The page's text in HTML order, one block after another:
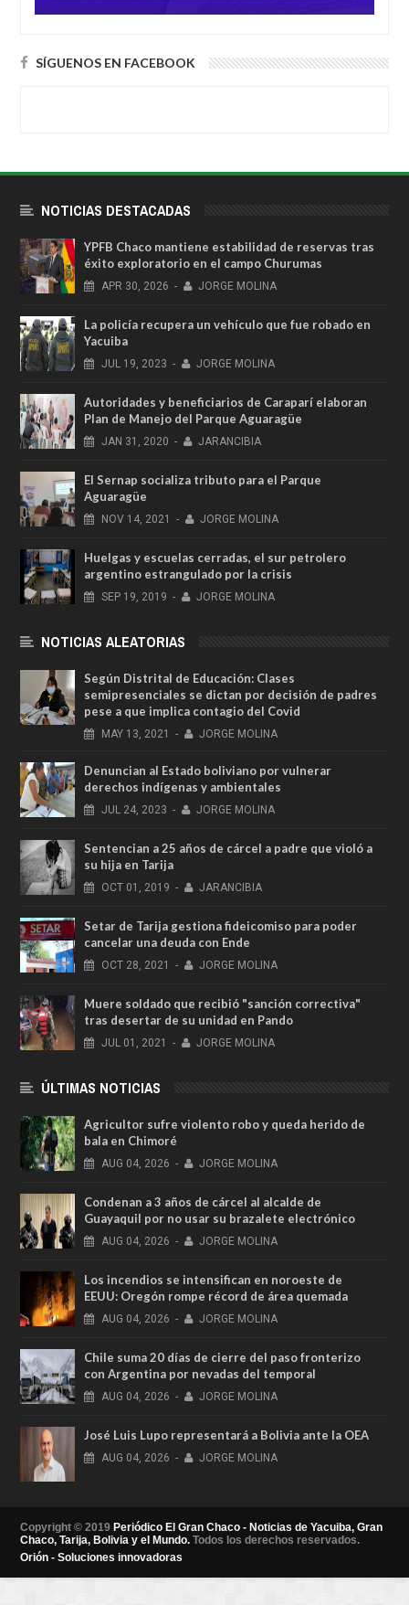
SÍGUENOS EN FACEBOOK
NOTICIAS DESTACADAS
YPFB Chaco mantiene estabilidad de reservas tras
éxito exploratorio en el campo Churumas
APR 30, 2026 - JORGE MOLINA
La policía recupera un vehículo que fue robado en
Yacuiba
JUL 19, 2023 - JORGE MOLINA
Autoridades y beneficiarios de Caraparí elaboran
Plan de Manejo del Parque Aguaragüe
JAN 31, 2020 - JARANCIBIA
El Sernap socializa tributo para el Parque
Aguaragüe
NOV 14, 2021 - JORGE MOLINA
Huelgas y escuelas cerradas, el sur petrolero
argentino estrangulado por la crisis
SEP 19, 2019 - JORGE MOLINA
NOTICIAS ALEATORIAS
Según Distrital de Educación: Clases
semipresenciales se dictan por decisión de padres
pese a que implica contagio del Covid
MAY 13, 2021 - JORGE MOLINA
Denuncian al Estado boliviano por vulnerar
derechos indígenas y ambientales
JUL 24, 2023 - JORGE MOLINA
Sentencian a 25 años de cárcel a padre que violó a
su hija en Tarija
OCT 01, 2019 - JARANCIBIA
Setar de Tarija gestiona fideicomiso para poder
cancelar una deuda con Ende
OCT 28, 2021 - JORGE MOLINA
Muere soldado que recibió "sanción correctiva"
tras desertar de su unidad en Pando
JUL 01, 2021 - JORGE MOLINA
ÚLTIMAS NOTICIAS
Agricultor sufre violento robo y queda herido de
bala en Chimoré
AUG 04, 2026 - JORGE MOLINA
Condenan a 3 años de cárcel al alcalde de
Guayaquil por no usar su brazalete electrónico
AUG 04, 2026 - JORGE MOLINA
Los incendios se intensifican en noroeste de
EEUU: Oregón rompe récord de área quemada
AUG 04, 2026 - JORGE MOLINA
Chile suma 20 días de cierre del paso fronterizo
con Argentina por nevadas del temporal
AUG 04, 2026 - JORGE MOLINA
José Luis Lupo representará a Bolivia ante la OEA
AUG 04, 2026 - JORGE MOLINA
Copyright © 2019 Periódico El Gran Chaco - Noticias de Yacuiba, Gran
Chaco, Tarija, Bolivia y el Mundo. Todos los derechos reservados.
Orión - Soluciones innovadoras